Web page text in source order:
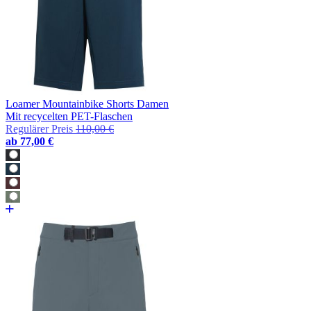
Loamer Mountainbike Shorts Damen
Mit recycelten PET-Flaschen
Regulärer Preis 110,00 €
ab 77,00 €